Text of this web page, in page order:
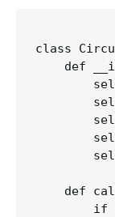
class
def
def
if